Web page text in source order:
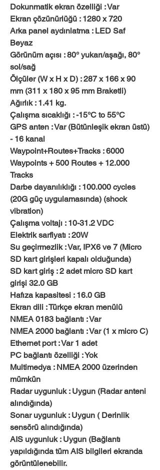
Dokunmatik ekran özelliği : Var
Ekran çözünürlüğü : 1280 x 720
Arka panel aydınlatma : LED Saf
Beyaz
Görünüm açısı : 80° yukarı/aşağı, 80°
sol/sağ
Ölçüler (W x H x D) : 287 x 166 x 90
mm (311 x 180 x 95 mm Braketli)
Ağırlık : 1.41 kg.
Çalışma sıcaklığı : -15°C to 55°C
GPS anten : Var (Bütünleşik ekran üstü)
- 16 kanal
Waypoint+Routes+Tracks : 6000
Waypoints + 500 Routes + 12.000
Tracks
Darbe dayanılıklığı : 100.000 cycles
(20G güç uygulamasında) (shock
vibration)
Çalışma voltajı : 10-31.2 VDC
Elektrik sarfiyatı : 20W
Su geçirmezlik : Var, IPX6 ve 7 (Micro
SD kart girişleri kapalı olduğunda)
SD kart giriş : 2 adet micro SD kart
girişi 32.0 GB
Hafıza kapasitesi : 16.0 GB
Ekran dili : Türkçe ekran menülü
NMEA 0183 bağlantı : Var
NMEA 2000 bağlantı : Var (1 x micro C)
Ethernet port : Var 1 adet
PC bağlantı özelliği : Yok
Multimedya : NMEA 2000 üzerinden
mümkün
Radar uygunluk : Uygun (Radar anteni
alındığında)
Sonar uygunluk : Uygun ( Derinlik
sensörü alındığında)
AIS uygunluk : Uygun (Bağlantı
yapıldığında tüm AIS bilgileri ekranda
görüntülenebilir.